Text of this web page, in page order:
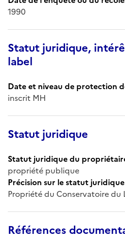
1990
Statut juridique,
label
Date et niveau de protection
inscrit MH
Statut juridique
Statut juridique du
propriété publique
Précision sur le statut
Propriété du Conservatoire du
Références